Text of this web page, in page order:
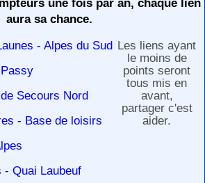
une fois par an, chaque lien
aura sa chance.
- Alpes du Sud
Secours Nord
- Base de loisirs
- Quai Laubeuf
Les liens ayant
le moins de
points seront
tous mis en
avant,
partager c'est
aider.